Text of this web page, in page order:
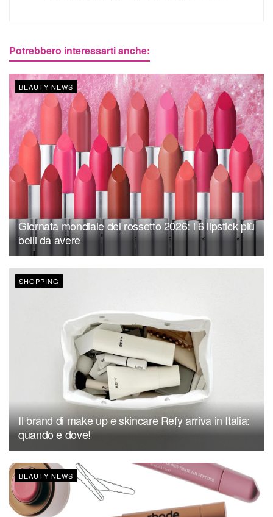
Potrebbero interessarti anche:
BEAUTY NEWS
Giornata mondiale del rossetto 2026: i 6 lipstick più
belli da avere
SHOPPING
Il brand di make up e skincare Refy arriva in Italia:
quando e dove!
BEAUTY NEWS